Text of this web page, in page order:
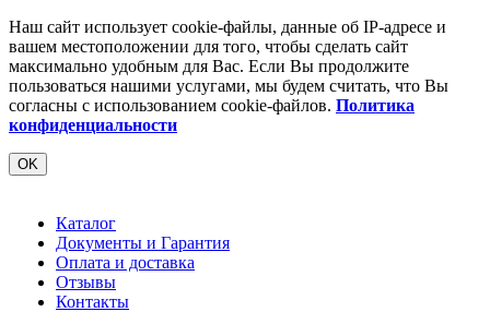
Наш сайт использует cookie-файлы, данные об IP-адресе и
вашем местоположении для того, чтобы сделать сайт
максимально удобным для Вас. Если Вы продолжите
пользоваться нашими услугами, мы будем считать, что Вы
согласны с использованием cookie-файлов. Политика
конфиденциальности
OK
Каталог
Документы и Гарантия
Оплата и доставка
Отзывы
Контакты